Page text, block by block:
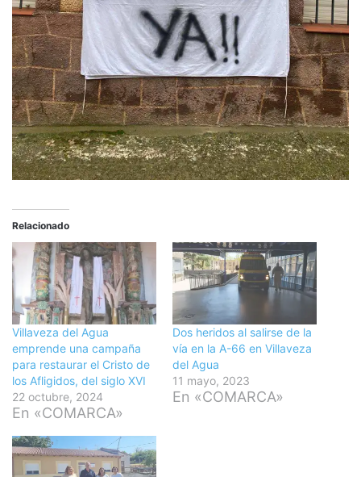
Relacionado
Villaveza del Agua
emprende una campaña
para restaurar el Cristo de
los Afligidos, del siglo XVI
22 octubre, 2024
En «COMARCA»
Dos heridos al salirse de la
vía en la A-66 en Villaveza
del Agua
11 mayo, 2023
En «COMARCA»